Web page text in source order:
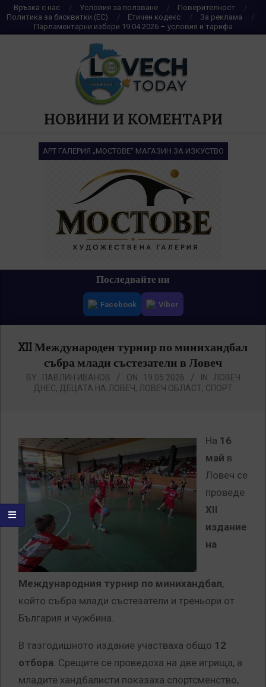
Skip
to
content
Връзка с нас Условия за ползване
Поверителност
Политика за бисквитки (ЕС)
Етичен кодекс
За реклама
Парламентарни избори 19.04.2026 – условия и тарифа
НОВИНИ И КОМЕНТАРИ
АРТ ГАЛЕРИЯ „МОСТОВЕ“ МАГАЗИН ЗА ИЗКУСТВО
Последвайте ни
Facebook Viber
XII Международен турнир по минихандбал
събра млади състезатели в Ловеч
BY: ПАВЛИН ИВАНОВ ON: 19.05.2026 IN: ЛОВЕЧ
ДНЕС, ДЕЦАТА НА ЛОВЕЧ, ЛОВЕЧ ОБЛАСТ, СПОРТ
На 16
май в
Ловеч се
проведе
XII
издание
на
Международния турнир по минихандбал,
който събра млади състезатели и треньори от
България и чужбина.
В тазгодишното издание участваха общо 12
отбора. Срещите се проведоха на две игрища, а
младите хандбалисти показаха спортсменство,